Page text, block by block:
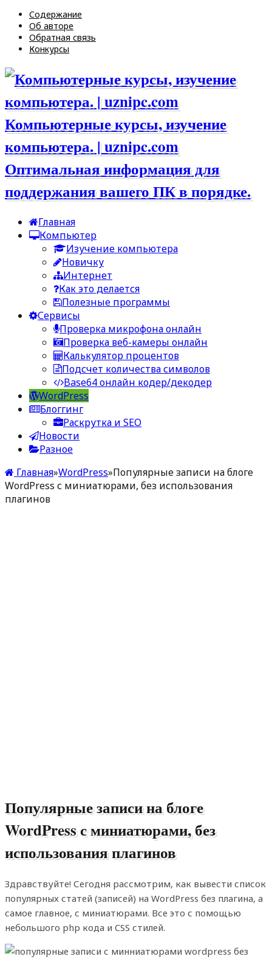
Содержание
Об авторе
Обратная связь
Конкурсы
Компьютерные курсы, изучение
компьютера. | uznipc.com
Оптимальная информация для
поддержания вашего ПК в порядке.
Главная
Компьютер
Изучение компьютера
Новичку
Интернет
Как это делается
Полезные программы
Сервисы
Проверка микрофона онлайн
Проверка веб-камеры онлайн
Калькулятор процентов
Подсчет количества символов
Base64 онлайн кодер/декодер
WordPress
Блоггинг
Раскрутка и SEO
Новости
Разное
Главная»WordPress»Популярные записи на блоге
WordPress с миниатюрами, без использования
плагинов
Популярные записи на блоге
WordPress с миниатюрами, без
использования плагинов
Здравствуйте! Сегодня рассмотрим, как вывести список
популярных статей (записей) на WordPress без плагина, а
самое главное, с миниатюрами. Все это с помощью
небольшого php кода и CSS стилей.